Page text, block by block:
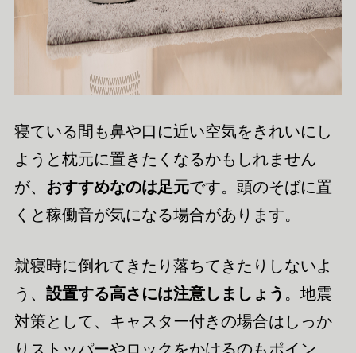
寝ている間も鼻や口に近い空気をきれいにし
ようと枕元に置きたくなるかもしれません
が、 おすすめなのは足元です。頭のそばに置
くと稼働音が気になる場合があります。
就寝時に倒れてきたり落ちてきたりしないよ
う、 設置する高さには注意しましょう 。地震
対策として、キャスター付きの場合はしっか
りストッパーやロックをかけるのもポイン